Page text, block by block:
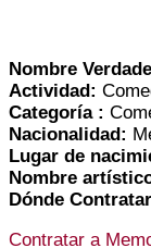
Nombre
Actividad:
Categoría :
Nacionalidad:
Lugar de
Nombre
Dónde
Contratar a